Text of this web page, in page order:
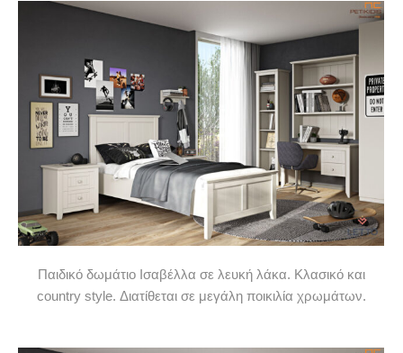
Παιδικό δωμάτιο Ισαβέλλα σε λευκή λάκα. Κλασικό και
country style. Διατίθεται σε μεγάλη ποικιλία χρωμάτων.